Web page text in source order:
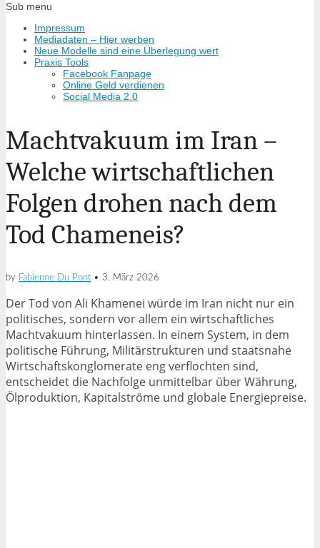
Sub menu
Impressum
Mediadaten – Hier werben
Neue Modelle sind eine Überlegung wert
Praxis Tools
Facebook Fanpage
Online Geld verdienen
Social Media 2.0
Machtvakuum im Iran –
Welche wirtschaftlichen
Folgen drohen nach dem
Tod Chameneis?
by Fabienne Du Pont • 3. März 2026
Der Tod von Ali Khamenei würde im Iran nicht nur ein
politisches, sondern vor allem ein wirtschaftliches
Machtvakuum hinterlassen. In einem System, in dem
politische Führung, Militärstrukturen und staatsnahe
Wirtschaftskonglomerate eng verflochten sind,
entscheidet die Nachfolge unmittelbar über Währung,
Ölproduktion, Kapitalströme und globale Energiepreise.